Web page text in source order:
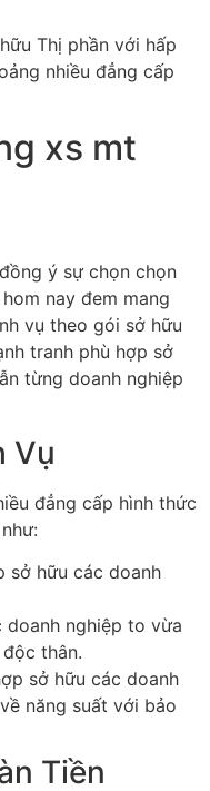
Thị phần với hấp
nhiều đẳng cấp
xs mt
ý sự chọn chọn
nay đem mang
vụ theo gói sở hữu
tranh phù hợp sở
từng doanh nghiệp
Vụ
đẳng cấp hình thức
sở hữu các doanh
doanh nghiệp to vừa
thân.
sở hữu các doanh
năng suất với bảo
Tiền